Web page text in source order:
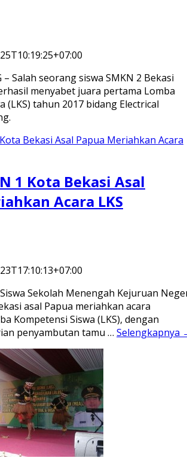
– Salah seorang siswa SMKN 2 Bekasi
menyabet juara pertama Lomba
(LKS) tahun 2017 bidang Electrical
1 Kota Bekasi Asal
Acara LKS
Siswa Sekolah Menengah Kejuruan
asal Papua meriahkan acara
Kompetensi Siswa (LKS), dengan
penyambutan tamu … Selengkapnya